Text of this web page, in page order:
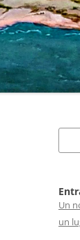
S
a
Un
un